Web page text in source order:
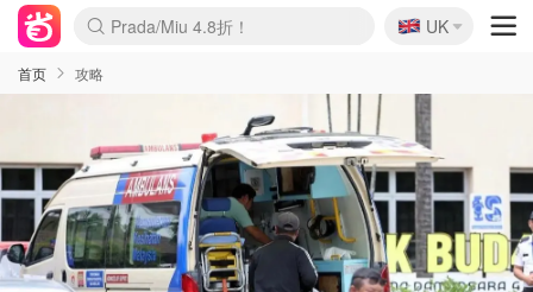
Prada/Miu 4.8折！
🇬🇧
UK
首页 攻略